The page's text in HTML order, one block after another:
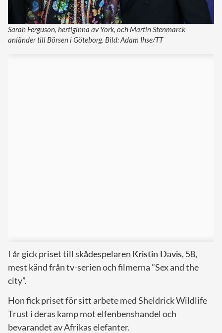
Sarah Ferguson, hertiginna av York, och Martin Stenmarck
anländer till Börsen i Göteborg. Bild: Adam Ihse/TT
I år gick priset till skådespelaren Kristin Davis, 58,
mest känd från tv-serien och filmerna ”Sex and the
city”.
Hon fick priset för sitt arbete med Sheldrick Wildlife
Trust i deras kamp mot elfenbenshandel och
bevarandet av Afrikas elefanter.